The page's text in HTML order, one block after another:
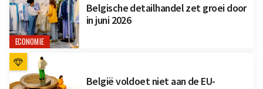
ECONOMIE
Belgische detailhandel zet groei door
in juni 2026
België voldoet niet aan de EU-